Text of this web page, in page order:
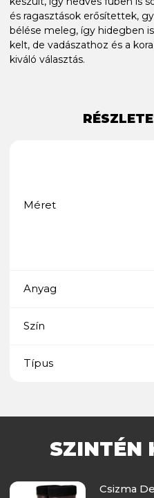
és ragasztások erősítettek,
bélése meleg, így hidegben
kelt, de vadászathoz és a
kiváló választás.
Méret
Anyag
Szín
Típus
SZINTÉN
Csizma